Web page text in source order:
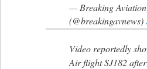
— Breaking
(@breakingavnews)
Video reportedly
Air flight SJ182